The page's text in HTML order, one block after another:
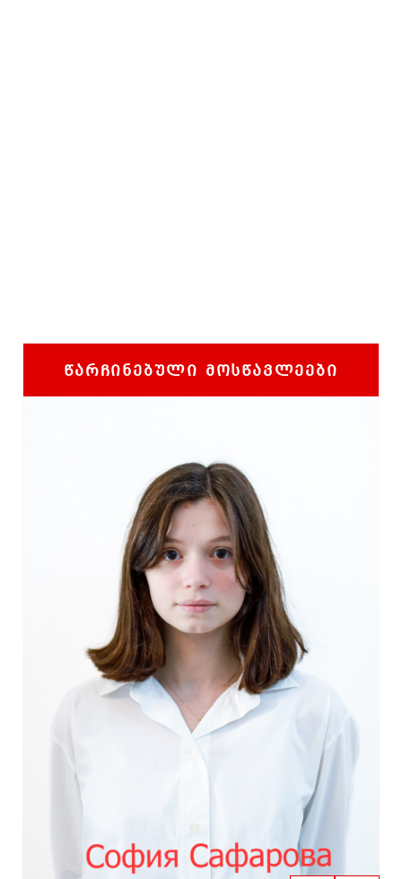
ᲬᲐᲠᲩᲘᲜᲔᲑᲣᲚᲘ ᲛᲝᲡᲬᲐᲕᲚᲔᲔᲑᲘ